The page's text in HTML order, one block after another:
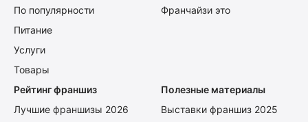
По популярности
Питание
Услуги
Товары
Франчайзи это
Рейтинг франшиз
Лучшие франшизы 2026
Полезные материалы
Выставки франшиз 2025